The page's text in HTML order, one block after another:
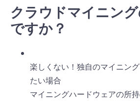
クラウドマイニン
ですか？
楽しくない！独自のマイニン
たい場合
マイニングハードウェアの所